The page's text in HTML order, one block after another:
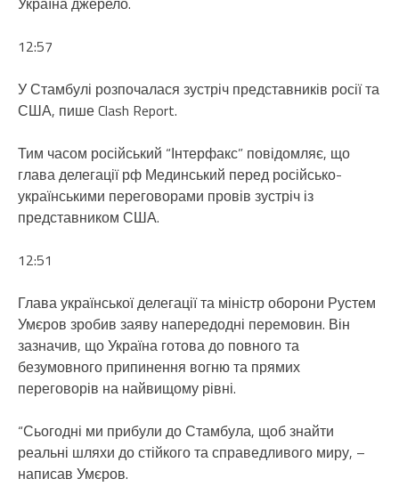
12:57
У Стамбулі розпочалася зустріч представників росії та
США, пише Clash Report.
Тим часом російський “Інтерфакс” повідомляє, що
глава делегації рф Мединський перед російсько-
українськими переговорами провів зустріч із
представником США.
12:51
Глава української делегації та міністр оборони Рустем
Умєров зробив заяву напередодні перемовин. Він
зазначив, що Україна готова до повного та
безумовного припинення вогню та прямих
переговорів на найвищому рівні.
“Сьогодні ми прибули до Стамбула, щоб знайти
реальні шляхи до стійкого та справедливого миру, –
написав Умєров.